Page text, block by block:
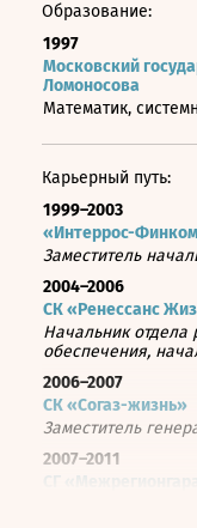
Образование:
1997
Московский
Ломоносова
Математик,
Карьерный путь:
1999–2003
«Интеррос-
Заместитель
2004–2006
СК «Ренессанс
Начальник отдела
обеспечения,
2006–2007
СК «Согаз-жизнь»
Заместитель
2007–2011